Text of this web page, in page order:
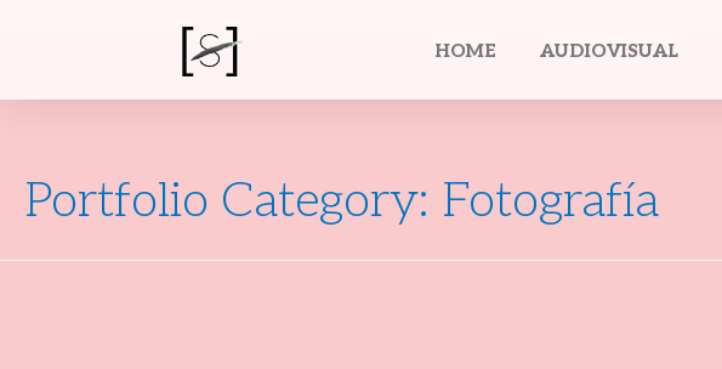
HOME AUDIOVISUAL
Portfolio Category: Fotografía